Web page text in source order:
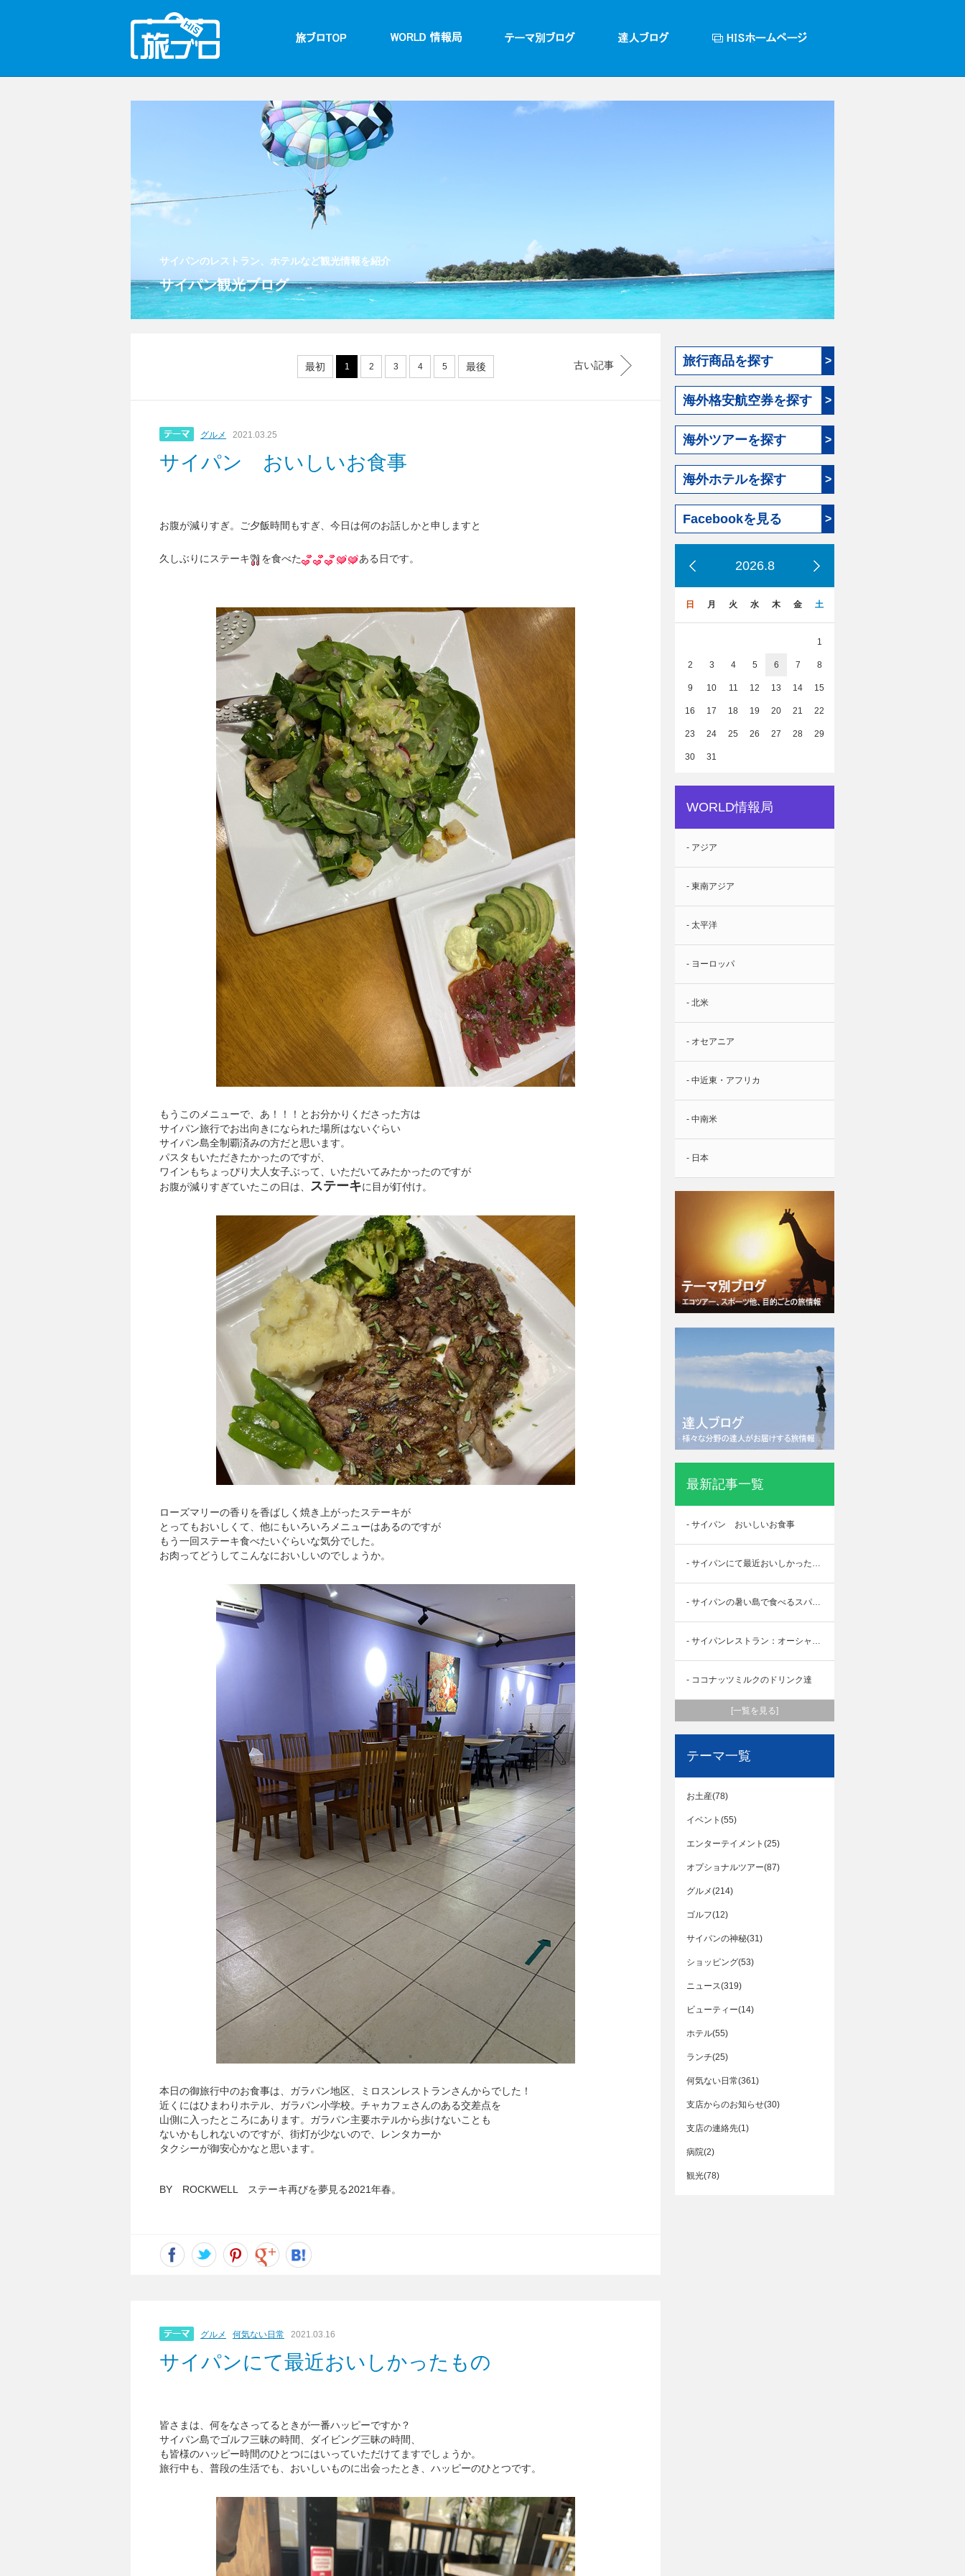
サイパンのレストラン、ホテルなど観光情報を紹介
サイパン観光ブログ
最初 1 2 3 4 5 最後 古い記事
グルメ 2021.03.25
サイパン おいしいお食事
お腹が減りすぎ。ご夕飯時間もすぎ、今日は何のお話しかと申しますと
久しぶりにステーキ を食べた ある日です。
もうこのメニューで、あ！！！とお分かりくださった方は
サイパン旅行でお出向きになられた場所はないぐらい
サイパン島全制覇済みの方だと思います。
パスタもいただきたかったのですが、
ワインもちょっぴり大人女子ぶって、いただいてみたかったのですが
お腹が減りすぎていたこの日は、 ステーキに目が釘付け。
ローズマリーの香りを香ばしく焼き上がったステーキが
とってもおいしくて、他にもいろいろメニューはあるのですが
もう一回ステーキ食べたいぐらいな気分でした。
お肉ってどうしてこんなにおいしいのでしょうか。
本日の御旅行中のお食事は、ガラパン地区、ミロスンレストランさんからでした！
近くにはひまわりホテル、ガラパン小学校。チャカフェさんのある交差点を
山側に入ったところにあります。ガラパン主要ホテルから歩けないことも
ないかもしれないのですが、街灯が少ないので、レンタカーか
タクシーが御安心かなと思います。
BY ROCKWELL ステーキ再びを夢見る2021年春。
グルメ 何気ない日常 2021.03.16
サイパンにて最近おいしかったもの
皆さまは、何をなさってるときが一番ハッピーですか？
サイパン島でゴルフ三昧の時間、ダイビング三昧の時間、
も皆様のハッピー時間のひとつにはいっていただけてますでしょうか。
旅行中も、普段の生活でも、おいしいものに出会ったとき、ハッピーのひとつです。
旅行商品を探す >
海外格安航空券を探す >
海外ツアーを探す >
海外ホテルを探す >
Facebookを見る >
2026.8
日 月 火 水 木 金 土
1
2 3 4 5 6 7 8
9 10 11 12 13 14 15
16 17 18 19 20 21 22
23 24 25 26 27 28 29
30 31
WORLD情報局
- アジア
- 東南アジア
- 太平洋
- ヨーロッパ
- 北米
- オセアニア
- 中近東・アフリカ
- 中南米
- 日本
最新記事一覧
- サイパン おいしいお食事
- サイパンにて最近おいしかったもの
- サイパンの暑い島で食べるスパイシー達
- サイパンレストラン：オーシャンスターレストラン
- ココナッツミルクのドリンク達
[一覧を見る]
テーマ一覧
お土産(78)
イベント(55)
エンターテイメント(25)
オプショナルツアー(87)
グルメ(214)
ゴルフ(12)
サイパンの神秘(31)
ショッピング(53)
ニュース(319)
ビューティー(14)
ホテル(55)
ランチ(25)
何気ない日常(361)
支店からのお知らせ(30)
支店の連絡先(1)
病院(2)
観光(78)